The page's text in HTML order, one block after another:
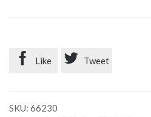
 Like  Tweet
SKU: 66230